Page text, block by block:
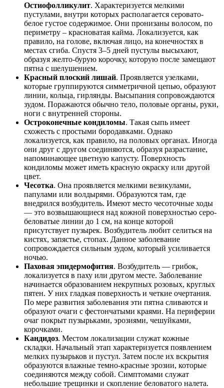
Остиофолликулит. Характеризуется мелкими
пустулами, внутри которых располагается серовато-
белое густое содержимое. Они пронизаны волосом, по
периметру – красноватая кайма. Локализуется, как
правило, на голове, включая лицо, на конечностях в
местах сгиба. Спустя 3–5 дней пустулы высыхают,
образуя желто-бурую корочку, которую после замещают
пятна с шелушением.
Красный плоский лишай. Проявляется узелками,
которые группируются симметричной цепью, образуют
линии, кольца, гирлянды. Высыпания сопровождаются
зудом. Поражаются обычно тело, половые органы, руки,
ноги с внутренней стороны.
Остроконечные кондиломы. Такая сыпь имеет
схожесть с простыми бородавками. Однако
локализуется, как правило, на половых органах. Иногда
они друг с другом соединяются, образуя разрастание,
напоминающее цветную капусту. Поверхность
кондиломы может иметь красную окраску или другой
цвет.
Чесотка. Она проявляется мелкими везикулами,
папулами или волдырями. Образуются там, где
внедрился возбудитель. Имеют место чесоточные ходы
— это возвышающиеся над кожной поверхностью серо-
беловатые линии до 1 см, на конце которой
присутствует пузырек. Возбудитель любит селиться на
кистях, запястье, стопах. Данное заболевание
сопровождается сильным зудом, который усиливается
ночью.
Паховая эпидермофития. Возбудитель — грибок,
локализуется в паху или другом месте. Заболевание
начинается образованием некрупных розовых, круглых
пятен. У них гладкая поверхность и четкие очертания.
По мере развития заболевания эти пятна сливаются и
образуют очаги с фестончатыми краями. На периферии
очаг покрыт пузырьками, эрозиями, чешуйками,
корочками.
Кандидоз. Местом локализации служат кожные
складки. Начальный этап характеризуется появлением
мелких пузырьков и пустул. Затем после их вскрытия
образуются влажные темно-красные эрозии, которые
соединяются между собой. Симптомами служат
небольшие трещинки и скопление беловатого налета.